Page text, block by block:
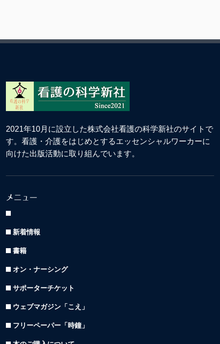
2021年10月に設立した株式会社看護の科学新社のサイトで
す。看護・介護をはじめとするエッセンシャルワーカーに
向けた出版活動に取り組んでいます。
メニュー
新着情報
書籍
オン・ナーシング
サポーターチケット
ウェブマガジン「こえ」
フリーペーパー「時鐘」